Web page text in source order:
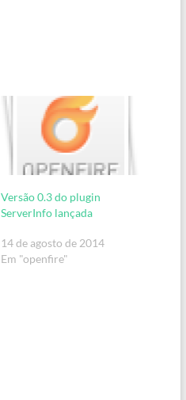
Versão 0.3 do plugin
ServerInfo lançada
14 de agosto de 2014
Em "openfire"